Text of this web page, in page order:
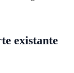
existante